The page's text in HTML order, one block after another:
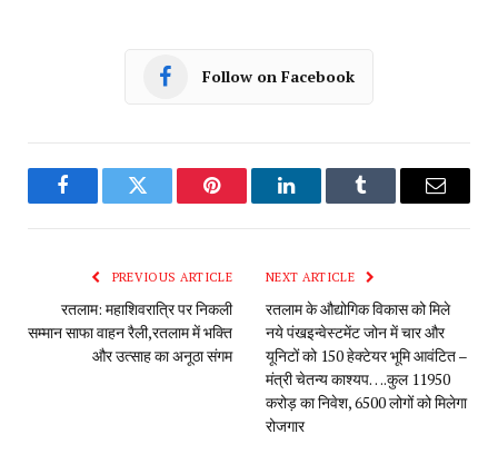
Follow on Facebook
FacebookTwitter Pinterest LinkedInTumblr Email
PREVIOUS ARTICLE
रतलाम: महाशिवरात्रि पर निकली
सम्मान साफा वाहन रैली,रतलाम में भक्ति
और उत्साह का अनूठा संगम
NEXT ARTICLE
रतलाम के औद्योगिक विकास को मिले
नये पंखइन्वेस्टमेंट जोन में चार और
यूनिटों को 150 हेक्टेयर भूमि आवंटित –
मंत्री चेतन्य काश्यप….कुल 11950
करोड़ का निवेश, 6500 लोगों को मिलेगा
रोजगार